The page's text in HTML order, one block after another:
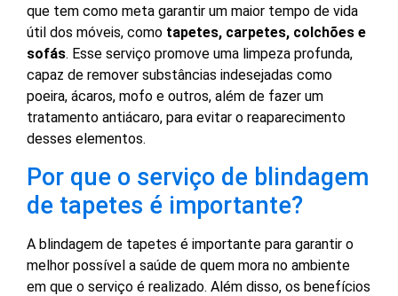
que tem como meta garantir um maior tempo de vida
útil dos móveis, como tapetes, carpetes, colchões e
sofás. Esse serviço promove uma limpeza profunda,
capaz de remover substâncias indesejadas como
poeira, ácaros, mofo e outros, além de fazer um
tratamento antiácaro, para evitar o reaparecimento
desses elementos.
Por que o serviço de blindagem
de tapetes é importante?
A blindagem de tapetes é importante para garantir o
melhor possível a saúde de quem mora no ambiente
em que o serviço é realizado. Além disso, os benefícios